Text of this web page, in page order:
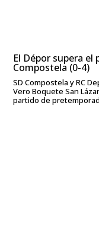
Rubén García
El Dépor supera
Compostela (0-4)
SD Compostela y RC
Vero Boquete San
partido de